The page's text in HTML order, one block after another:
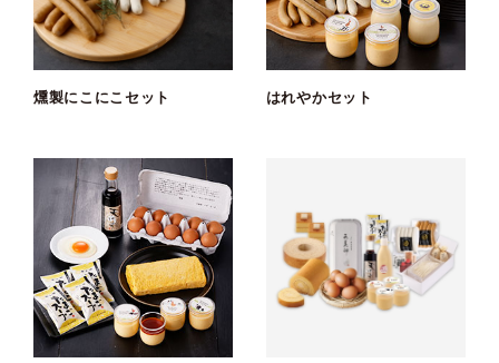
燻製にこにこセット はれやかセット